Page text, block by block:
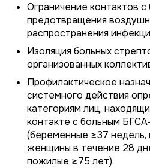
Ограничение контактов
предотвращения
распространения
Изоляция больных
организованных
Профилактическое
системного действия
категориям лиц,
контакте с больным
(беременные ≥37
женщины в течение 28
пожилые ≥75 лет).